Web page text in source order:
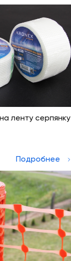
ленту серпянку
Подробнее